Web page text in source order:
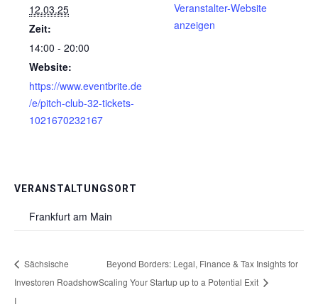
12.03.25
Zeit:
14:00 - 20:00
Website:
https://www.eventbrite.de
/e/pitch-club-32-tickets-
1021670232167
Veranstalter-Website
anzeigen
VERANSTALTUNGSORT
Frankfurt am Main
Sächsische
Investoren Roadshow
I
Beyond Borders: Legal, Finance & Tax Insights for
Scaling Your Startup up to a Potential Exit